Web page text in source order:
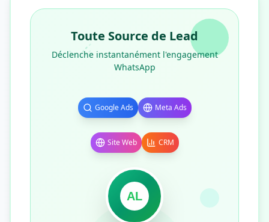
Toute Source de Lead
Déclenche instantanément l'engagement
WhatsApp
Google Ads Meta Ads
Site Web CRM
AL